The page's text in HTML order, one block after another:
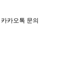
카오톡 문의